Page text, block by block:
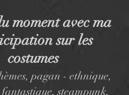
moment avec ma
sur les
costumes
pagan - ethnique,
,steampunk,